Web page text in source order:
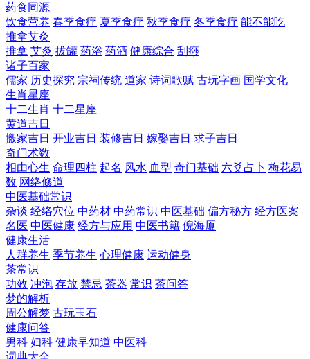
药食同源
饮食营养 春季食疗 夏季食疗 秋季食疗 冬季食疗 能不能吃
推拿艾灸
推拿 艾灸 拔罐 药浴 药酒 健康综合 刮痧
诸子百家
儒家 历史探究 宗祠传统 道家 诗词歌赋 古玩字画 国学文化
生肖星座
十二生肖 十二星座
黄道吉日
搬家吉日 开业吉日 装修吉日 嫁娶吉日 求子吉日
奇门术数
相由心生 命理四柱 起名 风水 血型 奇门基础 六爻占卜 梅花易
数 网络修道
中医基础常识
杂谈 经络穴位 中药材 中药常识 中医基础 偏方秘方 经方医案
名医 中医健康 经方与应用 中医书籍 倪海厦
健康生活
人群养生 季节养生 心理健康 运动健身
茶常识
功效 冲泡 存放 禁忌 茶器 常识 茶问答
梦的解析
周公解梦 古玩玉石
健康问答
男科 妇科 健康早知道 中医科